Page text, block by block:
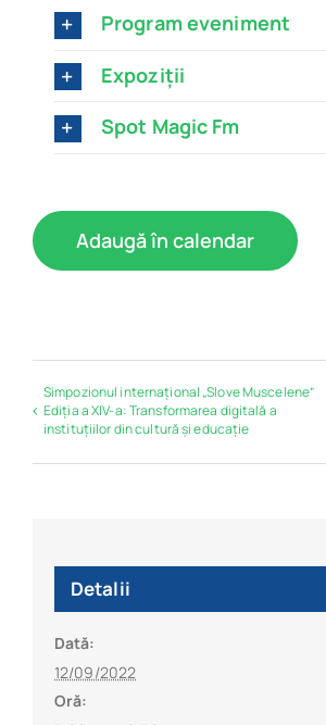
Program eveniment
Expoziții
Spot Magic Fm
Adaugă în calendar
Simpozionul internațional „Slove Muscelene”
Ediția a XIV-a: Transformarea digitală a
instituțiilor din cultură și educație
Detalii
Dată:
12/09/2022
Oră: